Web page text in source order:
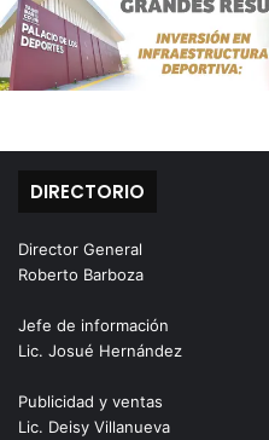
DIRECTORIO
Director General
Roberto Barboza
Jefe de información
Lic. Josué Hernández
Publicidad y ventas
Lic. Deisy Villanueva